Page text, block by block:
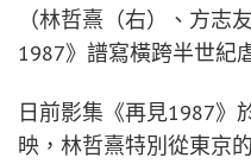
（林哲熹（右）、方
1987》譜寫橫跨半世紀
日前影集《再見1987》
映，林哲熹特別從東京